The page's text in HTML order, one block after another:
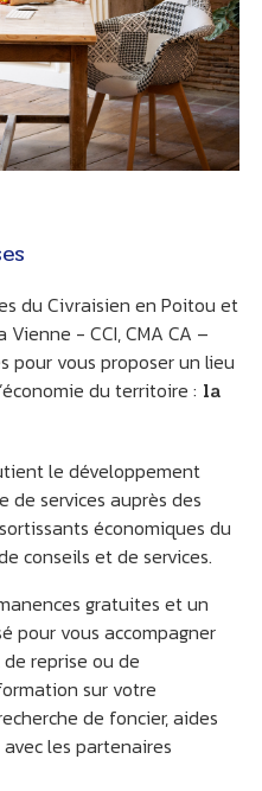
du Civraisien en Poitou et
- CCI, CMA CA –
pour vous proposer un lieu
du territoire : la
le développement
de services auprès des
économiques du
conseils et de services.
gratuites et un
pour vous accompagner
reprise ou de
sur votre
de foncier, aides
les partenaires